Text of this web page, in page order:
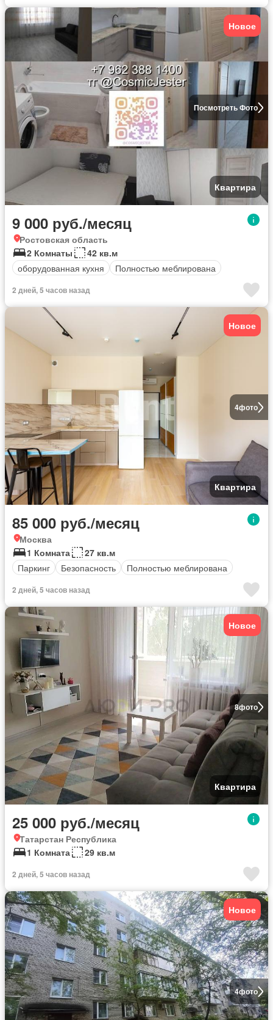
Посмотреть Фото
Новое
Квартира
9 000 руб./месяц
Ростовская область
2 Комнаты
42 кв.м
оборудованная кухня
Полностью меблирована
2 дней, 5 часов назад
4фото
Новое
Квартира
85 000 руб./месяц
Москва
1 Комната
27 кв.м
Паркинг
Безопасность Полностью меблирована
2 дней, 5 часов назад
8фото
Новое
Квартира
25 000 руб./месяц
Татарстан Республика
1 Комната
29 кв.м
2 дней, 5 часов назад
4фото
Новое